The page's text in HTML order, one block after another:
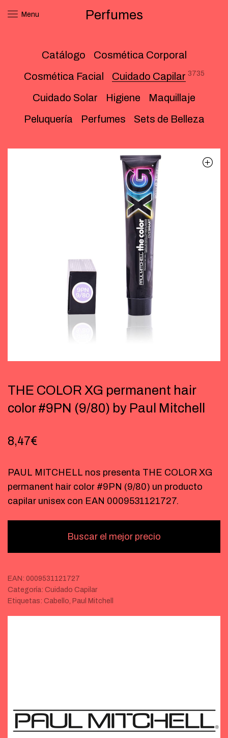
Menu Perfumes
Catálogo
Cosmética Corporal
Cosmética Facial
Cuidado Capilar 3735
Cuidado Solar Higiene
Maquillaje
Peluquería
Perfumes Sets de Belleza
THE COLOR XG permanent hair
color #9PN (9/80) by Paul Mitchell
8,47€
PAUL MITCHELL nos presenta THE COLOR XG
permanent hair color #9PN (9/80) un producto
capilar unisex con EAN 0009531121727.
Buscar el mejor precio
EAN: 0009531121727
Categoría: Cuidado Capilar
Etiquetas: Cabello, Paul Mitchell